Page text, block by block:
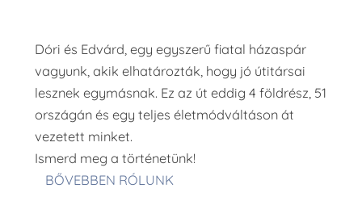
Dóri és Edvárd, egy egyszerű fiatal házaspár
vagyunk, akik elhatározták, hogy jó útitársai
lesznek egymásnak. Ez az út eddig 4 földrész, 51
országán és egy teljes életmódváltáson át
vezetett minket.
Ismerd meg a történetünk!
BŐVEBBEN RÓLUNK